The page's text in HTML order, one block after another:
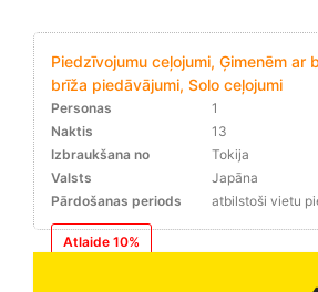
Piedzīvojumu ceļojumi, Ģimenēm ar
brīža piedāvājumi, Solo ceļojumi
Personas
1
Naktis
13
Izbraukšana no
Tokija
Valsts
Japāna
Pārdošanas periods
atbilstoši vietu
Atlaide 10%